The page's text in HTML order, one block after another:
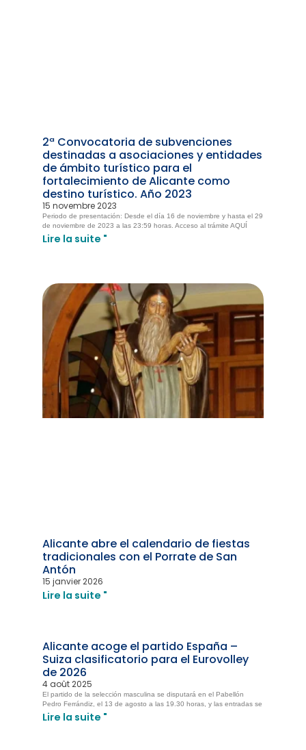
2ª Convocatoria de subvenciones
destinadas a asociaciones y entidades
de ámbito turístico para el
fortalecimiento de Alicante como
destino turístico. Año 2023
15 novembre 2023
Periodo de presentación: Desde el día 16 de noviembre y hasta el 29
de noviembre de 2023 a las 23:59 horas. Acceso al trámite AQUÍ
Lire la suite "
Alicante abre el calendario de fiestas
tradicionales con el Porrate de San
Antón
15 janvier 2026
Lire la suite "
Alicante acoge el partido España –
Suiza clasificatorio para el Eurovolley
de 2026
4 août 2025
El partido de la selección masculina se disputará en el Pabellón
Pedro Ferrándiz, el 13 de agosto a las 19.30 horas, y las entradas se
Lire la suite "